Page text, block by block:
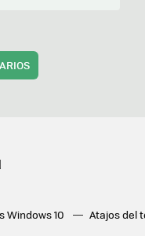
Windows 10 Atajos del